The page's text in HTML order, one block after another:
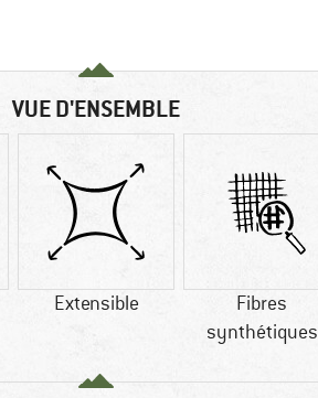
VUE D'ENSEMBLE
Extensible
Fibres
synthétiques